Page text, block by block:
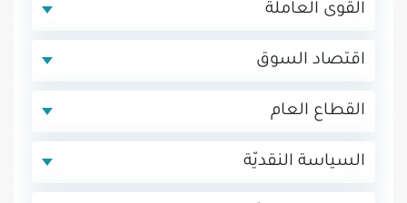
القُوى العاملة
اقتصاد السوق
القطاع العام
السياسة النقديّة